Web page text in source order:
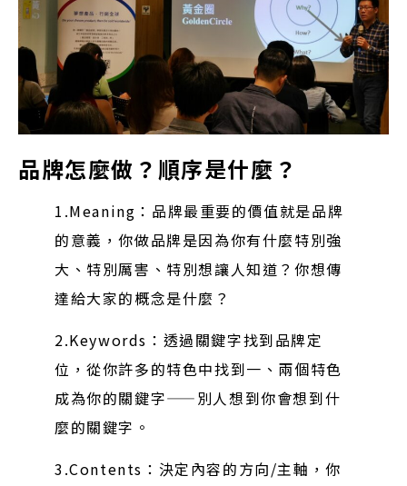
品牌怎麼做？順序是什麼？
1.Meaning：品牌最重要的價值就是品牌
的意義，你做品牌是因為你有什麼特別強
大、特別厲害、特別想讓人知道？你想傳
達給大家的概念是什麼？
2.Keywords：透過關鍵字找到品牌定
位，從你許多的特色中找到一、兩個特色
成為你的關鍵字——別人想到你會想到什
麼的關鍵字。
3.Contents：決定內容的方向/主軸，你